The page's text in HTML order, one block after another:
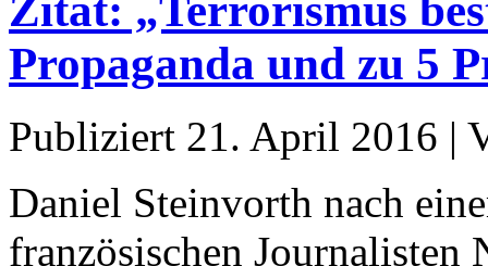
Propaganda und zu 5
Publiziert 21. April 2016 |
Daniel Steinvorth nach
französischen